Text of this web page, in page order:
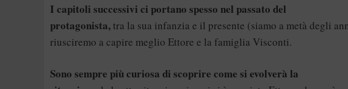
I capitoli successivi ci portano spesso nel passato del
protagonista, tra la sua infanzia e il presente (siamo a metà degli
riusciremo a capire meglio Ettore e la famiglia Visconti.
Sono sempre più curiosa di scoprire come si evolverà la